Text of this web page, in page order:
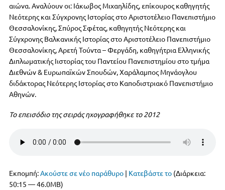
αιώνα. Αναλύουν οι: Ιάκωβος Μιχαηλίδης, επίκουρος καθηγητής
Νεότερης και Σύγχρονης Ιστορίας στο Αριστοτέλειο Πανεπιστήμιο
Θεσσαλονίκης, Σπύρος Σφέτας, καθηγητής Νεότερης και
Σύγχρονης Βαλκανικής Ιστορίας στο Αριστοτέλειο Πανεπιστήμιο
Θεσσαλονίκης, Αρετή Τούντα – Φεργάδη, καθηγήτρια Ελληνικής
Διπλωματικής Ιιστορίας του Παντείου Πανεπιστημίου στο τμήμα
Διεθνών & Ευρωπαϊκών Σπουδών, Χαράλαμπος Μηνάογλου
διδάκτορας Νεότερης Ιστορίας στο Καποδιστριακό Πανεπιστήμιο
Αθηνών.
Το επεισόδιο της σειράς ηχογραφήθηκε το 2012
Εκπομπή:Ακούστε σε νέο παράθυρο | Κατεβάστε το (Διάρκεια:
50:15 — 46.0MB)